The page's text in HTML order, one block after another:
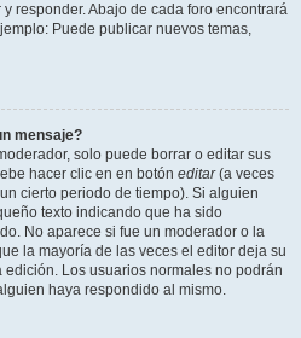
responder. Abajo de cada foro encontrará
Puede publicar nuevos temas,
mensaje?
solo puede borrar o editar sus
hacer clic en en botón editar(a veces
cierto periodo de tiempo). Si alguien
texto indicando que ha sido
No aparece si fue un moderador o la
la mayoría de las veces el editor deja su
Los usuarios normales no podrán
haya respondido al mismo.